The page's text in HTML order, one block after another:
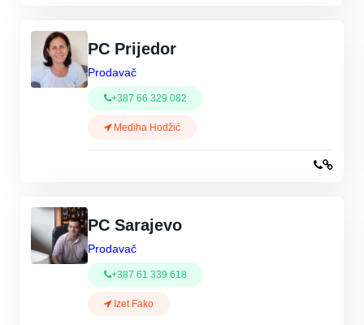
PC Prijedor
Prodavač
+387 66 329 082
Mediha Hodžić
PC Sarajevo
Prodavač
+387 61 339 618
Izet Fako